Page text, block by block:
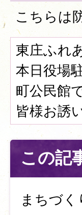
こちらは
東庄ふれ
本日役場
町公民館
皆様お誘
この記
まちづ